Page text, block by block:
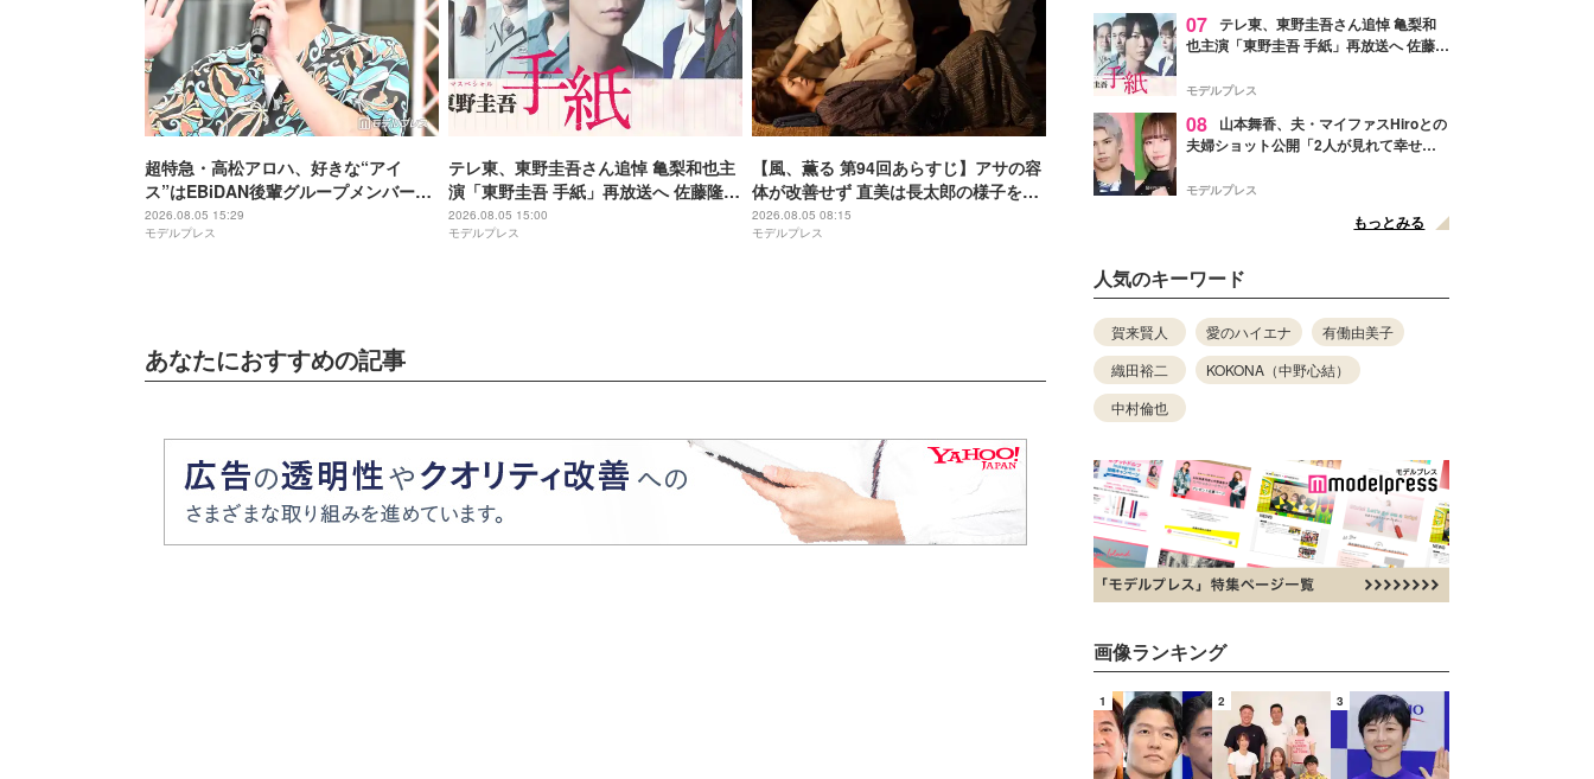
超特急・高松アロハ、好きな“アイ
ス”はEBiDAN後輩グループメンバー
「すごい愛らしい子なんですよ」【名
探偵のままでいて】
2026.08.05 15:29
モデルプレス
テレ東、東野圭吾さん追悼 亀梨和也主
演「東野圭吾 手紙」再放送へ 佐藤隆
太・本田翼・中村倫也ら出演
2026.08.05 15:00
モデルプレス
【風、薫る 第94回あらすじ】アサの容
体が改善せず 直美は長太郎の様子を気
にする
2026.08.05 08:15
モデルプレス
あなたにおすすめの記事
07 テレ東、東野圭吾さん追悼 亀梨和
也主演「東野圭吾 手紙」再放送へ 佐藤隆
モデルプレス
08
山本舞香、夫・マイファスHiroとの
夫婦ショット公開「2人が見れて幸せ」
モデルプレス
もっとみる
人気のキーワード
賀来賢人 愛のハイエナ
有働由美子
織田裕二
KOKONA（中野心結）
中村倫也
画像ランキング
1 2 3